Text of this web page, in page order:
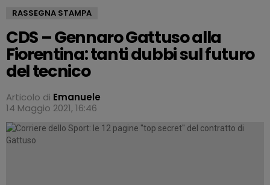
RASSEGNA STAMPA
CDS – Gennaro Gattuso alla
Fiorentina: tanti dubbi sul futuro
del tecnico
Articolo di Emanuele
14 Maggio 2021, 16:46